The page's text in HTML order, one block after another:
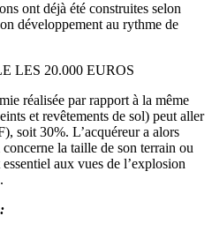
ont déjà été construites selon
développement au rythme de
LES 20.000 EUROS
réalisée par rapport à la même
et revêtements de sol) peut aller
soit 30%. L’acquéreur a alors
la taille de son terrain ou
aux vues de l’explosion